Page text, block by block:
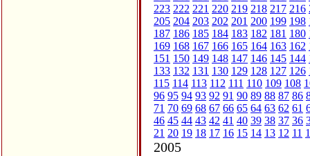
223 222 221 220 219 218 217 216
205 204 203 202 201 200 199 198
187 186 185 184 183 182 181 180
169 168 167 166 165 164 163 162
151 150 149 148 147 146 145 144
133 132 131 130 129 128 127 126
115 114 113 112 111 110 109 108
96 95 94 93 92 91 90 89 88 87 86
71 70 69 68 67 66 65 64 63 62 61
46 45 44 43 42 41 40 39 38 37 36
21 20 19 18 17 16 15 14 13 12 11
2005